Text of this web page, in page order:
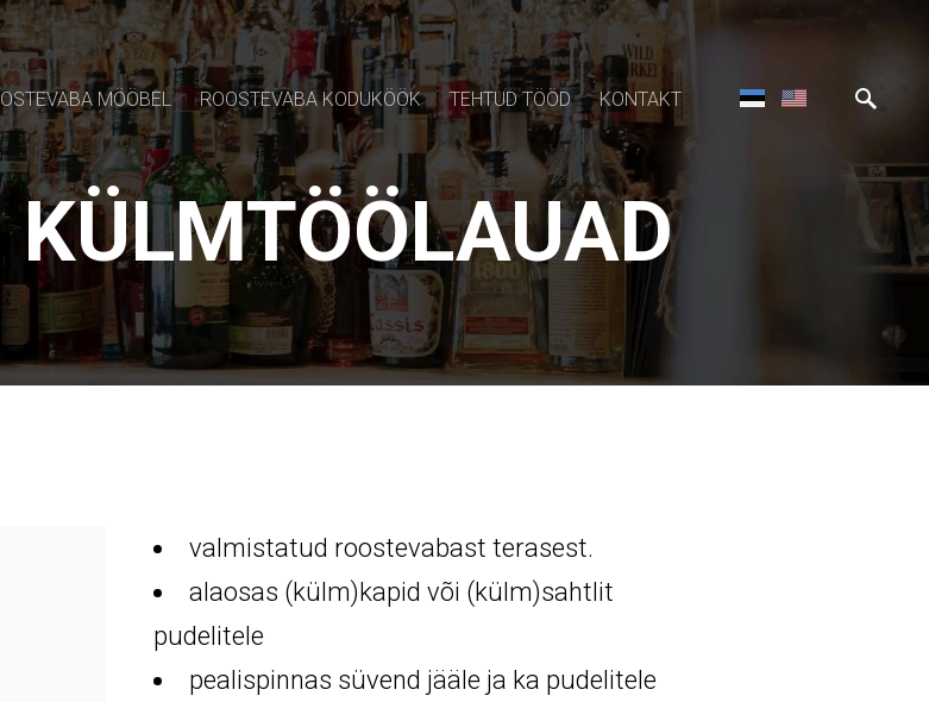
MÖÖBEL ROOSTEVABA KODUKÖÖK TEHTUD TÖÖD KONTAKT
valmistatud roostevabast terasest.
alaosas (külm)kapid või (külm)sahtlit
pudelitele
pealispinnas süvend jääle ja ka pudelitele